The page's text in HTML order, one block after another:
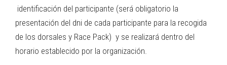
identificación del participante (será obligatorio la
presentación del dni de cada participante para la recogida
de los dorsales y Race Pack) y se realizará dentro del
horario establecido por la organización.